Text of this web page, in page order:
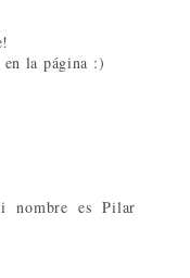
la página :)
nombre es Pilar